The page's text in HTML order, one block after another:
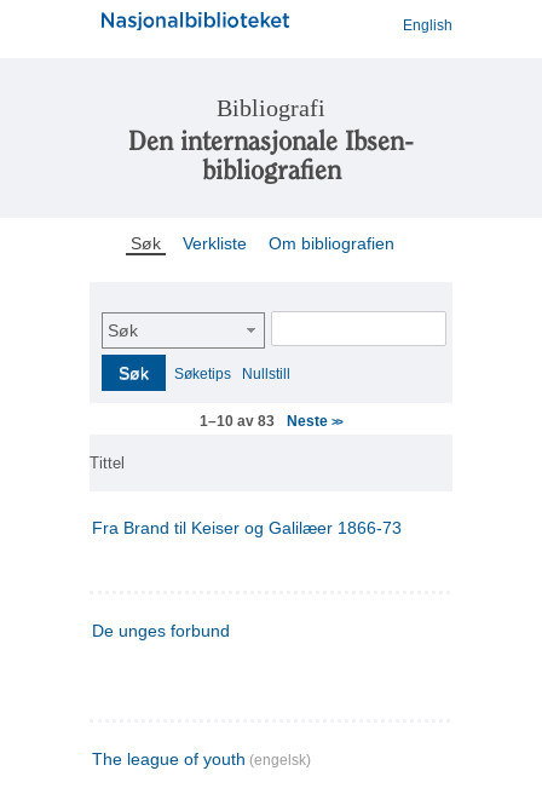
English
Bibliografi
Den internasjonale Ibsen-
bibliografien
Søk Verkliste Om bibliografien
Søk
Søk Søketips Nullstill
1–10 av 83 Neste>>
Tittel
Fra Brand til Keiser og Galilæer 1866-73
De unges forbund
The league of youth (engelsk)